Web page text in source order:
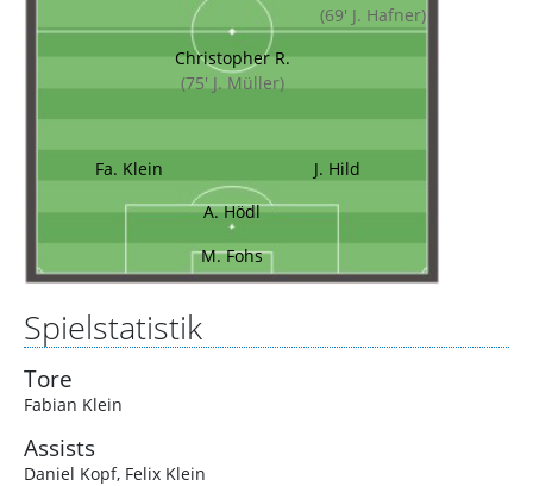
(69' J. Hafner)
Christopher R.
(75' J. Müller)
Fa. Klein
J. Hild
A. Hödl
M. Fohs
Spielstatistik
Tore
Fabian Klein
Assists
Daniel Kopf, Felix Klein